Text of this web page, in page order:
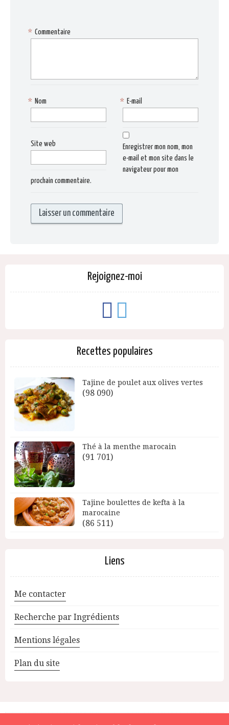
Commentaire
*
Nom
* E-mail
*
Site web
Enregistrer mon nom, mon
e-mail et mon site dans le
navigateur pour mon
prochain commentaire.
Rejoignez-moi
Recettes populaires
Tajine de poulet aux olives vertes
(98 090)
Thé à la menthe marocain
(91 701)
Tajine boulettes de kefta à la
marocaine
(86 511)
Liens
Me contacter
Recherche par Ingrédients
Mentions légales
Plan du site